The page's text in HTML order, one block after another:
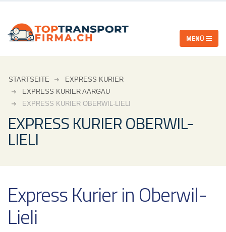
STARTSEITE
EXPRESS KURIER
EXPRESS KURIER AARGAU
EXPRESS KURIER OBERWIL-LIELI
EXPRESS KURIER OBERWIL-
LIELI
Express Kurier in Oberwil-
Lieli